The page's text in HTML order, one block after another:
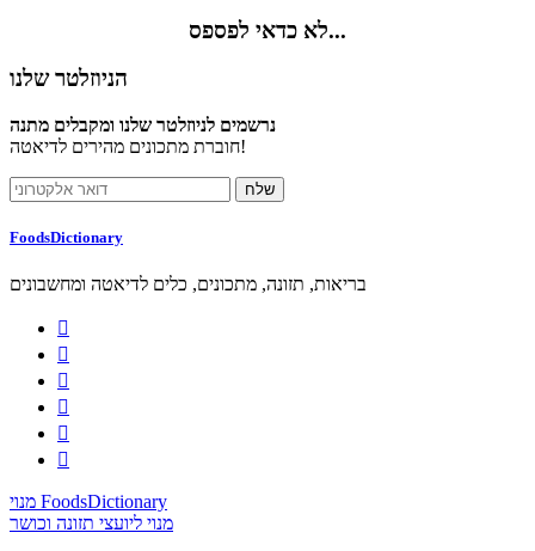
לא כדאי לפספס...
הניוזלטר שלנו
נרשמים לניוזלטר שלנו ומקבלים מתנה
חוברת מתכונים מהירים לדיאטה!
FoodsDictionary
בריאות, תזונה, מתכונים, כלים לדיאטה ומחשבונים






מנוי FoodsDictionary
מנוי ליועצי תזונה וכושר